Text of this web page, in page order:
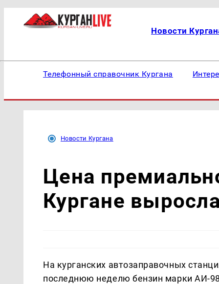
Новости
Телефонный справочник Кургана
Новости Кургана
Цена
Кургане
На курганских автозаправочных
последнюю неделю бензин марки АИ-